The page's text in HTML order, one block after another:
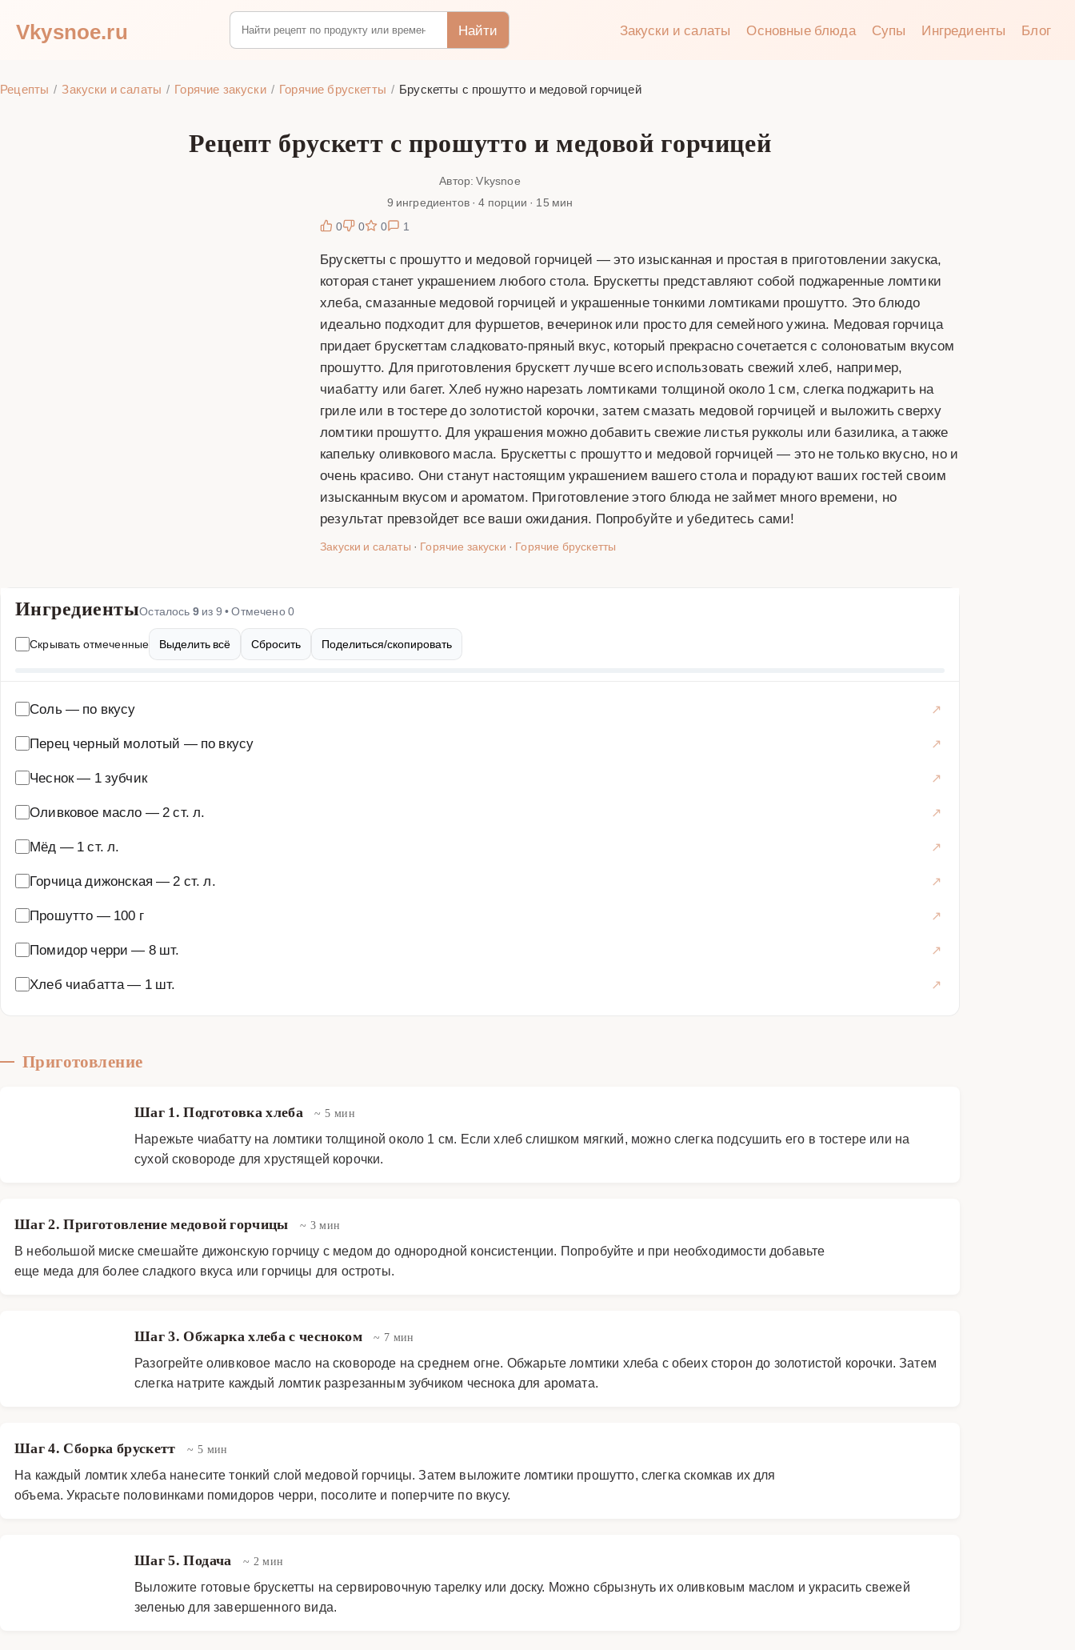
Vkysnoe.ru Найти Закуски и салаты Основные блюда Супы Ингредиенты Блог
Рецепты Закуски и салаты Горячие закуски Горячие брускетты Брускетты с прошутто и медовой горчицей
Рецепт брускетт с прошутто и медовой горчицей
Автор: Vkysnoe
9 ингредиентов · 4 порции · 15 мин
0
0 0 1
Брускетты с прошутто и медовой горчицей — это изысканная и простая в приготовлении закуска,
которая станет украшением любого стола. Брускетты представляют собой поджаренные ломтики
хлеба, смазанные медовой горчицей и украшенные тонкими ломтиками прошутто. Это блюдо
идеально подходит для фуршетов, вечеринок или просто для семейного ужина. Медовая горчица
придает брускеттам сладковато-пряный вкус, который прекрасно сочетается с солоноватым вкусом
прошутто. Для приготовления брускетт лучше всего использовать свежий хлеб, например,
чиабатту или багет. Хлеб нужно нарезать ломтиками толщиной около 1 см, слегка поджарить на
гриле или в тостере до золотистой корочки, затем смазать медовой горчицей и выложить сверху
ломтики прошутто. Для украшения можно добавить свежие листья рукколы или базилика, а также
капельку оливкового масла. Брускетты с прошутто и медовой горчицей — это не только вкусно, но и
очень красиво. Они станут настоящим украшением вашего стола и порадуют ваших гостей своим
изысканным вкусом и ароматом. Приготовление этого блюда не займет много времени, но
результат превзойдет все ваши ожидания. Попробуйте и убедитесь сами!
Закуски и салаты · Горячие закуски · Горячие брускетты
ИнгредиентыОсталось 9из 9 • Отмечено0
Скрывать отмеченные Выделить всё Сбросить Поделиться/скопировать
Соль — по вкусу
Перец черный молотый — по вкусу
Чеснок— 1 зубчик
Оливковое масло — 2 ст. л.
Мёд — 1 ст. л.
Горчица дижонская — 2 ст. л.
Прошутто — 100 г
Помидор черри — 8 шт.
Хлеб чиабатта— 1 шт.
Приготовление
Шаг 1. Подготовка хлеба ~ 5 мин
Нарежьте чиабатту на ломтики толщиной около 1 см. Если хлеб слишком мягкий, можно слегка подсушить его в тостере или на
сухой сковороде для хрустящей корочки.
Шаг 2. Приготовление медовой горчицы ~ 3 мин
В небольшой миске смешайте дижонскую горчицу с медом до однородной консистенции. Попробуйте и при необходимости добавьте
еще меда для более сладкого вкуса или горчицы для остроты.
Шаг 3. Обжарка хлеба с чесноком ~ 7 мин
Разогрейте оливковое масло на сковороде на среднем огне. Обжарьте ломтики хлеба с обеих сторон до золотистой корочки. Затем
слегка натрите каждый ломтик разрезанным зубчиком чеснока для аромата.
Шаг 4. Сборка брускетт ~ 5 мин
На каждый ломтик хлеба нанесите тонкий слой медовой горчицы. Затем выложите ломтики прошутто, слегка скомкав их для
объема. Украсьте половинками помидоров черри, посолите и поперчите по вкусу.
Шаг 5. Подача ~ 2 мин
Выложите готовые брускетты на сервировочную тарелку или доску. Можно сбрызнуть их оливковым маслом и украсить свежей
зеленью для завершенного вида.